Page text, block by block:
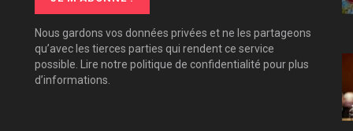
Nous gardons vos données privées et ne les partageons
qu’avec les tierces parties qui rendent ce service
possible. Lire notre politique de confidentialité pour plus
d’informations.